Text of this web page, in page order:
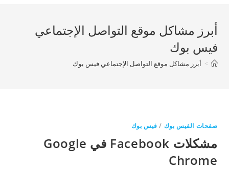
أبرز مشاكل موقع التواصل الإجتماعي
فيس بوك
> أبرز مشاكل موقع التواصل الإجتماعي فيس بوك
صفحات الفيس بوك / فيس بوك
مشكلات Facebook في Google
Chrome